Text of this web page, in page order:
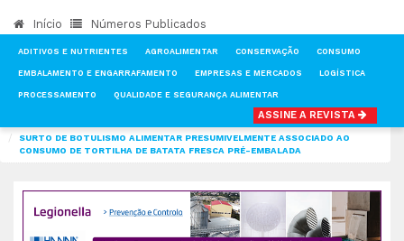
Início Números Publicados
ADITIVOS E NUTRIENTES AGROALIMENTAR CONSERVAÇÃO CONSUMO
EMBALAMENTO E ENGARRAFAMENTO EMPRESAS E MERCADOS LOGÍSTICA
PROCESSAMENTO QUALIDADE E SEGURANÇA ALIMENTAR
ASSINE A REVISTA
QUALIDADE E SEGURANÇA ALIMENTAR
SURTO DE BOTULISMO ALIMENTAR PRESUMIVELMENTE ASSOCIADO AO
CONSUMO DE TORTILHA DE BATATA FRESCA PRÉ-EMBALADA